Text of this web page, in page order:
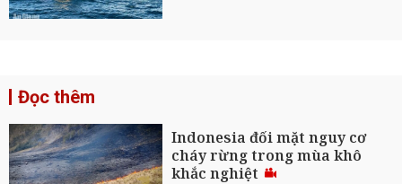
Đọc thêm
Indonesia đối mặt nguy cơ
cháy rừng trong mùa khô
khắc nghiệt